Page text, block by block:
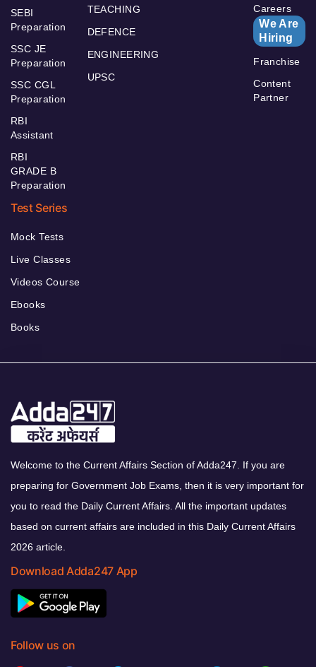
SEBI
Preparation
SSC JE
Preparation
SSC CGL
Preparation
RBI
Assistant
RBI
GRADE B
Preparation
TEACHING
DEFENCE
ENGINEERING
UPSC
Careers
We Are
Hiring
Franchise
Content
Partner
Test Series
Mock Tests
Live Classes
Videos Course
Ebooks
Books
Welcome to the Current Affairs Section of Adda247. If you are
preparing for Government Job Exams, then it is very important for
you to read the Daily Current Affairs. All the important updates
based on current affairs are included in this Daily Current Affairs
2026 article.
Download Adda247 App
Follow us on